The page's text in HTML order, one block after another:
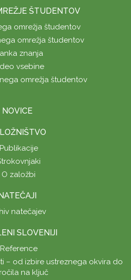
ŠTUDENTOV
omrežja študentov
omrežja študentov
znanja
vsebine
omrežja študentov
NOVICE
Publikacije
O založbi
natečajev
SLOVENIJI
Reference
– od izbire ustreznega okvira do
na ključ